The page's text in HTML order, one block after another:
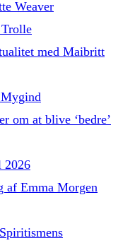
Weaver
med Maibritt
om at blive ‘bedre’
2026
af Emma Morgen